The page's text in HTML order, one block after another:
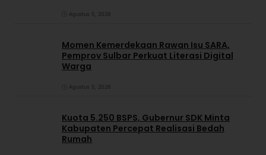
Agustus 5, 2026
Momen Kemerdekaan Rawan Isu SARA,
Pemprov Sulbar Perkuat Literasi Digital
Warga
Agustus 5, 2026
Kuota 5.250 BSPS, Gubernur SDK Minta
Kabupaten Percepat Realisasi Bedah
Rumah